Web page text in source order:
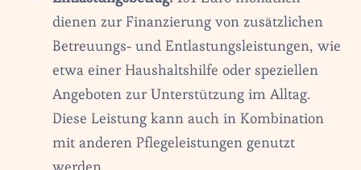
dienen zur Finanzierung von zusätzlichen
Betreuungs- und Entlastungsleistungen, wie
etwa einer Haushaltshilfe oder speziellen
Angeboten zur Unterstützung im Alltag.
Diese Leistung kann auch in Kombination
mit anderen Pflegeleistungen genutzt